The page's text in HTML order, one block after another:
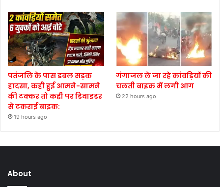
पतंजलि के पास डबल सड़क
हादसा, कही हुई आमने-सामने
की टक्कर तो कही पर डिवाइडर
से टकराई बाइक:
19 hours ago
गंगाजल ले जा रहे कांवड़ियों की
चलती बाइक में लगी आग
22 hours ago
About